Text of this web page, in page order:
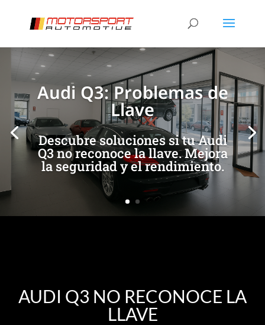
Audi Q3: Problemas de
Llave
Descubre soluciones si tu Audi
Q3 no reconoce la llave. Mejora
la seguridad y el rendimiento.
[/et_pb_slide][/et_pb_slide]
AUDI Q3 NO RECONOCE LA
LLAVE